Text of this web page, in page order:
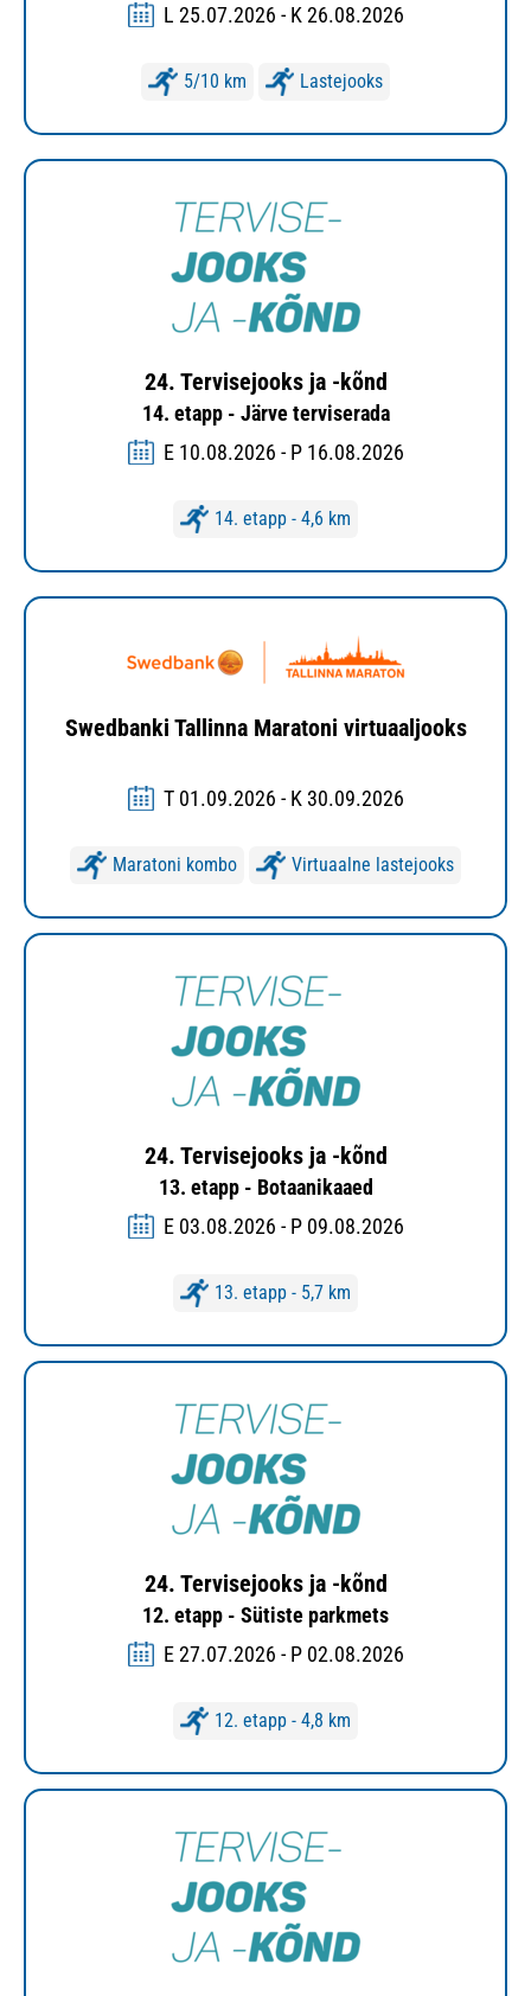
L 25.07.2026 - K 26.08.2026
5/10 km Lastejooks
24. Tervisejooks ja -kõnd
14. etapp - Järve terviserada
E 10.08.2026 - P 16.08.2026
14. etapp - 4,6 km
Swedbanki Tallinna Maratoni virtuaaljooks
T 01.09.2026 - K 30.09.2026
Maratoni kombo Virtuaalne lastejooks
24. Tervisejooks ja -kõnd
13. etapp - Botaanikaaed
E 03.08.2026 - P 09.08.2026
13. etapp - 5,7 km
24. Tervisejooks ja -kõnd
12. etapp - Sütiste parkmets
E 27.07.2026 - P 02.08.2026
12. etapp - 4,8 km